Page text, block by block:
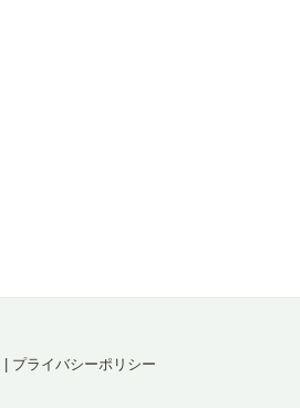
プライバシーポリシー